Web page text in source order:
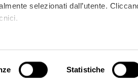
selezionati dall’utente.
privacy.
Statistiche
EASE/22